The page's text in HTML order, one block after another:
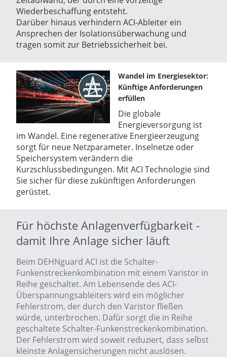
Wiederbeschaffung entsteht.
Darüber hinaus verhindern ACI-Ableiter ein
Ansprechen der Isolationsüberwachung und
tragen somit zur Betriebssicherheit bei.
Wandel im Energiesektor:
Künftige Anforderungen
erfüllen
Die globale
Energieversorgung ist
im Wandel. Eine regenerative Energieerzeugung
sorgt für neue Netzparameter. Inselnetze oder
Speichersystem verändern die
Kurzschlussbedingungen. Mit ACI Technologie sind
Sie sicher für diese zukünftigen Anforderungen
gerüstet.
Für höchste Anlagenverfügbarkeit -
damit Ihre Anlage sicher läuft
Beim DEHNguard ACI ist die Schalter-
Funkenstreckenkombination mit einem Varistor in
Reihe geschaltet. Am Lebensende des ACI-
Überspannungsableiters wird ein möglicher
Fehlerstrom, der durch den Varistor fließen
würde, unterbrochen. Dafür sorgt die in Reihe
geschaltete Schalter-Funkenstreckenkombination.
Der Fehlerstrom wird soweit reduziert, dass selbst
kleinste Anlagensicherungen nicht auslösen.